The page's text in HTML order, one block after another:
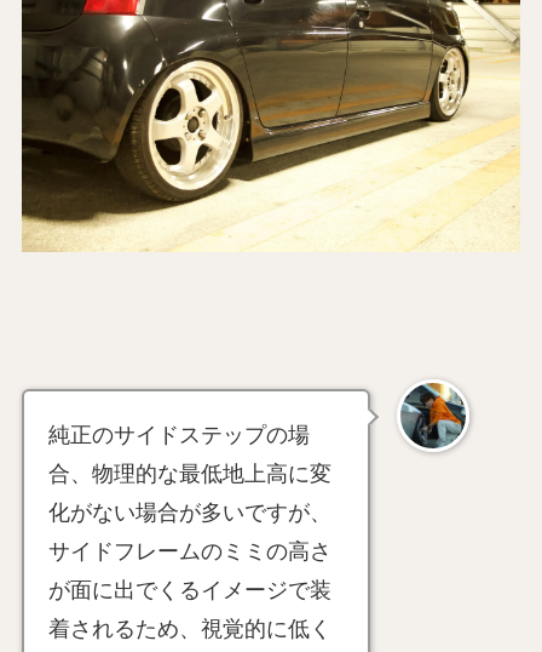
純正のサイドステップの場
合、物理的な最低地上高に変
化がない場合が多いですが、
サイドフレームのミミの高さ
が面に出でくるイメージで装
着されるため、視覚的に低く